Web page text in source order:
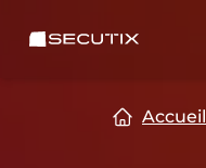
SECUTIX
Accueil